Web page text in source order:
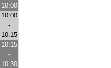
10:00
10:00
-
10:15
10:15
-
10:30